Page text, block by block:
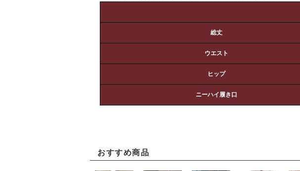
総丈
ウエスト
ヒップ
ニーハイ履き口
おすすめ商品